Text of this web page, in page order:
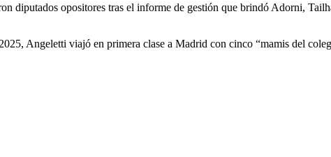
diputados opositores tras el informe de gestión que brindó Adorni,
Angeletti viajó en primera clase a Madrid con cinco “mamis del